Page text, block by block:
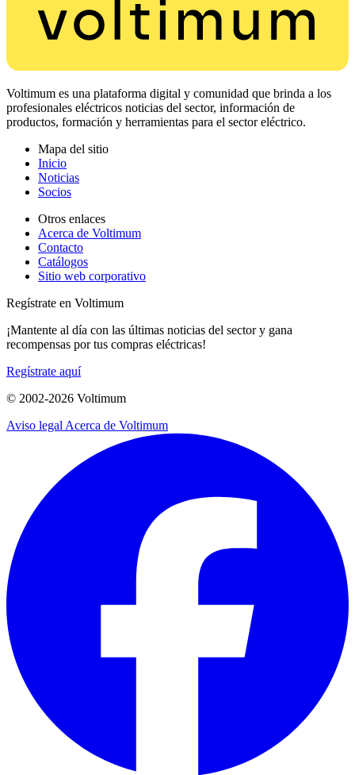
Voltimum es una plataforma digital y comunidad que brinda a los
profesionales eléctricos noticias del sector, información de
productos, formación y herramientas para el sector eléctrico.
Mapa del sitio
Inicio
Noticias
Socios
Otros enlaces
Acerca de Voltimum
Contacto
Catálogos
Sitio web corporativo
Regístrate en Voltimum
¡Mantente al día con las últimas noticias del sector y gana
recompensas por tus compras eléctricas!
Regístrate aquí
© 2002-2026 Voltimum
Aviso legal Acerca de Voltimum